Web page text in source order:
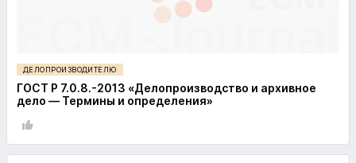
ДЕЛОПРОИЗВОДИТЕЛЮ
ГОСТ Р 7.0.8.-2013 «Делопроизводство и архивное
дело — Термины и определения»